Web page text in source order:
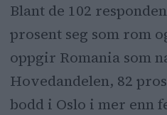
Blant de 102
prosent seg som rom
oppgir Romania som
Hovedandelen, 82
bodd i Oslo i mer enn